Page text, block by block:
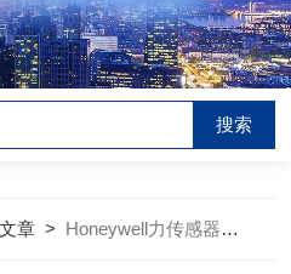
章 > Honeywell力传感器常见故障分析与对应解决策略分享